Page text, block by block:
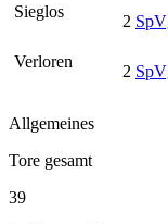
Sieglos
2
Verloren
2
Allgemeines
Tore gesamt
39